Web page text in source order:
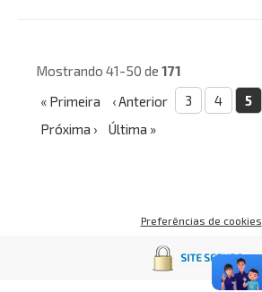
Mostrando 41-50 de 171
« Primeira
‹ Anterior 3 4 5
Próxima ›
Última »
Preferências de cookies